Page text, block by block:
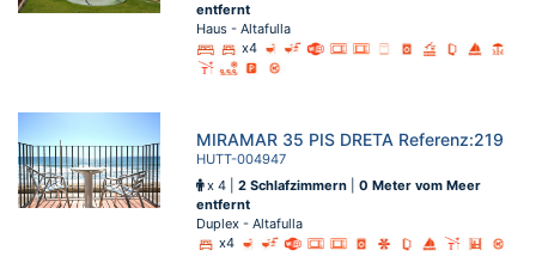
entfernt
Haus - Altafulla
x4
MIRAMAR 35 PIS DRETA Referenz:219
HUTT-004947
x 4 |2 Schlafzimmern |0 Meter vom Meer
entfernt
Duplex - Altafulla
x4